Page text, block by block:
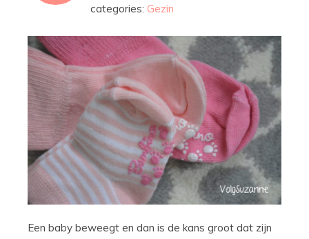
categories: Gezin
Een baby beweegt en dan is de kans groot dat zijn